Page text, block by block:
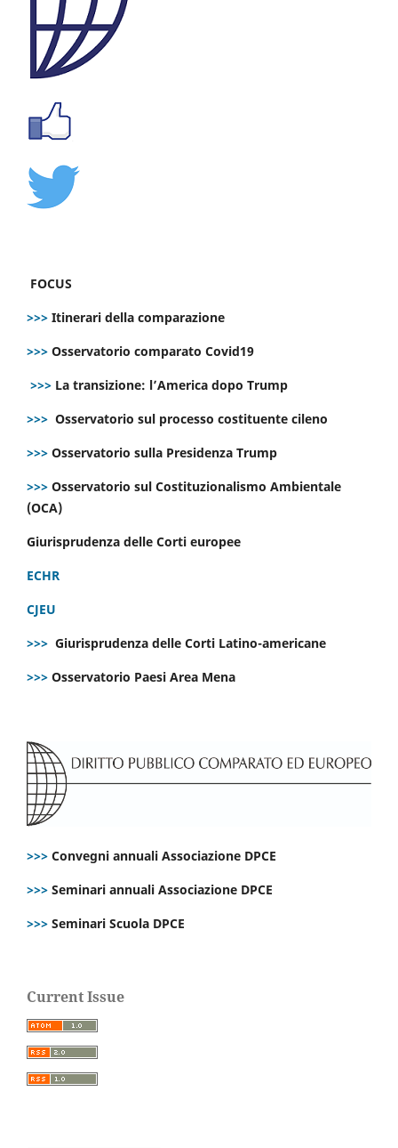
FOCUS
>>> Itinerari della comparazione
>>> Osservatorio comparato Covid19
>>> La transizione: l’America dopo Trump
>>> Osservatorio sul processo costituente cileno
>>> Osservatorio sulla Presidenza Trump
>>> Osservatorio sul Costituzionalismo Ambientale
(OCA)
Giurisprudenza delle Corti europee
ECHR
CJEU
>>> Giurisprudenza delle Corti Latino-americane
>>> Osservatorio Paesi Area Mena
>>> Convegni annuali Associazione DPCE
>>> Seminari annuali Associazione DPCE
>>> Seminari Scuola DPCE
Current Issue